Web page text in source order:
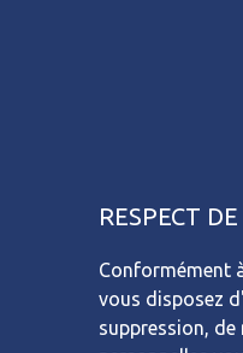
RESPECT
Conformément
vous disposez
suppression,